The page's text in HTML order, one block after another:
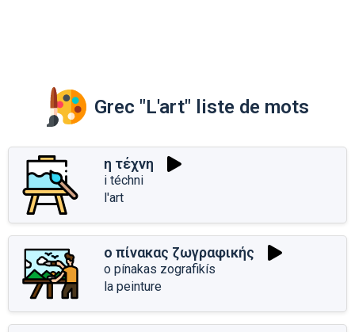
Grec "L'art" liste de mots
η τέχνη
i téchni
l'art
ο πίνακας ζωγραφικής
o pínakas zografikís
la peinture